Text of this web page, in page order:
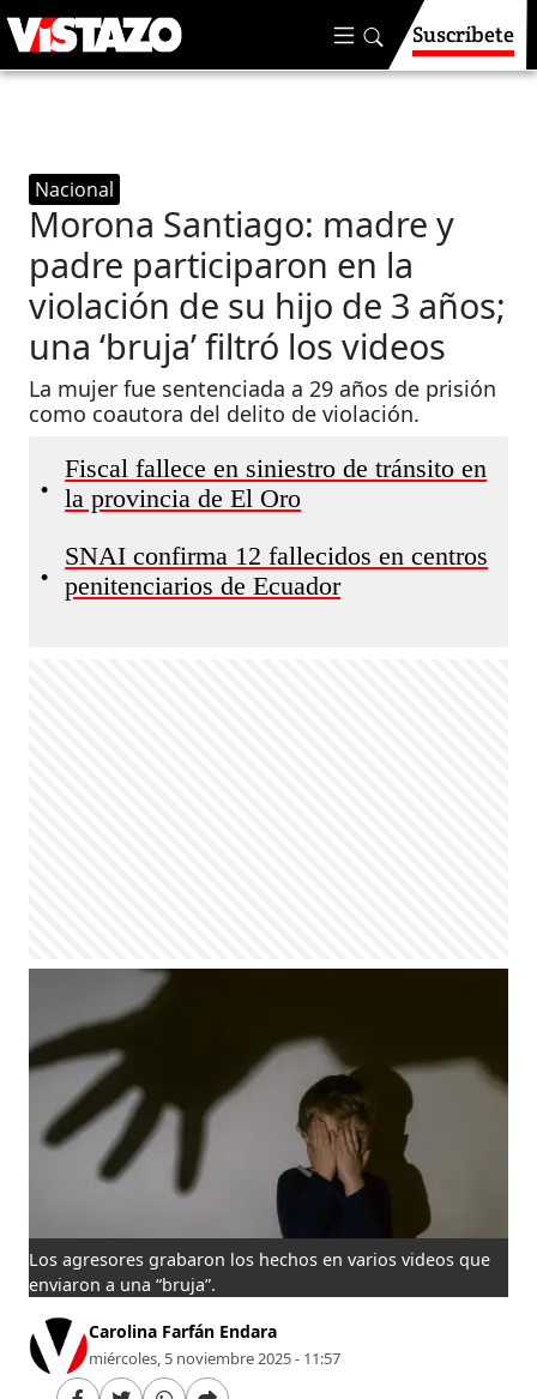
Suscríbete
Nacional
Morona Santiago: madre y
padre participaron en la
violación de su hijo de 3 años;
una ‘bruja’ filtró los videos
La mujer fue sentenciada a 29 años de prisión
como coautora del delito de violación.
•
Fiscal fallece en siniestro de tránsito en
la provincia de El Oro​​​​​​
•
SNAI confirma 12 fallecidos en centros
penitenciarios de Ecuador
Los agresores grabaron los hechos en varios videos que
enviaron a una “bruja”.
Carolina Farfán Endara
miércoles, 5 noviembre 2025 - 11:57